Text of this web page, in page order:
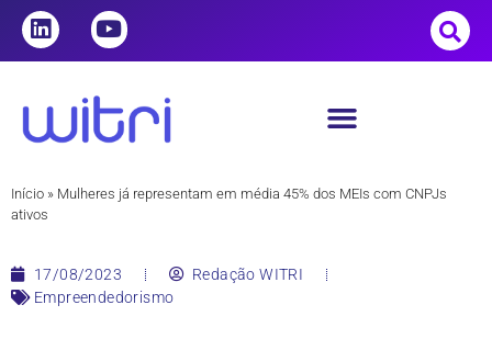
Início » Mulheres já representam em média 45% dos MEIs com CNPJs
ativos
17/08/2023
Redação WITRI
Empreendedorismo